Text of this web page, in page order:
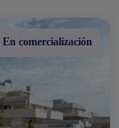
En comercialización